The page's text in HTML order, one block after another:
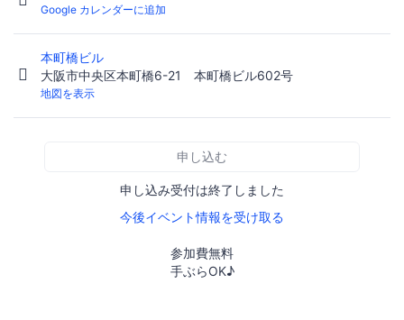
Google カレンダーに追加
本町橋ビル
大阪市中央区本町橋6-21 本町橋ビル602号
地図を表示
申し込む
申し込み受付は終了しました
今後イベント情報を受け取る
参加費無料
手ぶらOK♪